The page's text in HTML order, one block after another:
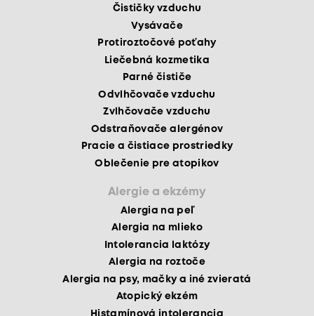
Čističky vzduchu
Vysávače
Protiroztočové poťahy
Liečebná kozmetika
Parné čističe
Odvlhčovače vzduchu
Zvlhčovače vzduchu
Odstraňovače alergénov
Pracie a čistiace prostriedky
Oblečenie pre atopikov
Alergie a ekzémy
Alergia na peľ
Alergia na mlieko
Intolerancia laktózy
Alergia na roztoče
Alergia na psy, mačky a iné zvieratá
Atopický ekzém
Histamínová intolerancia